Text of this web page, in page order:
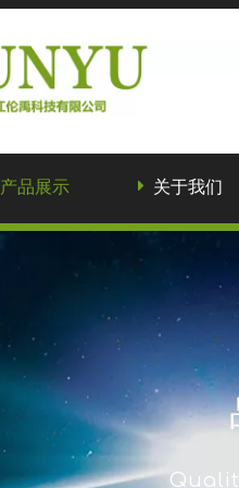
产品展示 关于我们